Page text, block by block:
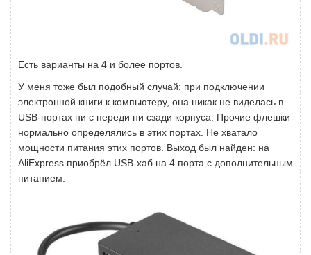
Есть варианты на 4 и более портов.
У меня тоже был подобный случай: при подключении
электронной книги к компьютеру, она никак не виделась в
USB-портах ни с переди ни сзади корпуса. Прочие флешки
нормально определялись в этих портах. Не хватало
мощности питания этих портов. Выход был найден: на
AliExpress приобрёл USB-хаб на 4 порта с дополнительным
питанием: